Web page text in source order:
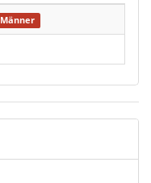
Männer